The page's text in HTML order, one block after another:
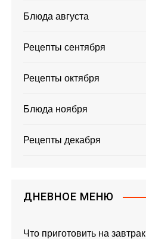
Блюда августа
Рецепты сентября
Рецепты октября
Блюда ноября
Рецепты декабря
ДНЕВНОЕ МЕНЮ
Что приготовить на завтрак